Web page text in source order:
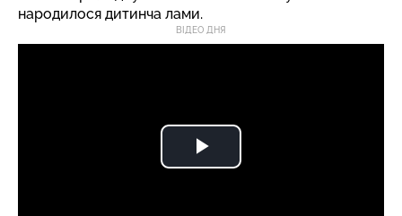
народилося дитинча лами.
ВІДЕО ДНЯ